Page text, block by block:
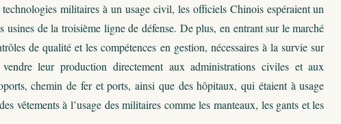
militaires à un usage civil, les officiels Chinois espéraient un
de la troisième ligne de défense. De plus, en entrant sur le marché
de qualité et les compétences en gestion, nécessaires à la survie sur
leur production directement aux administrations civiles et aux
chemin de fer et ports, ainsi que des hôpitaux, qui étaient à usage
vêtements à l’usage des militaires comme les manteaux, les gants et les